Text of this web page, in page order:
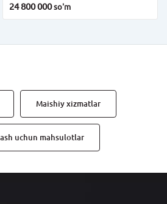
24 800 000so'm
Maishiy xizmatlar
uchun mahsulotlar